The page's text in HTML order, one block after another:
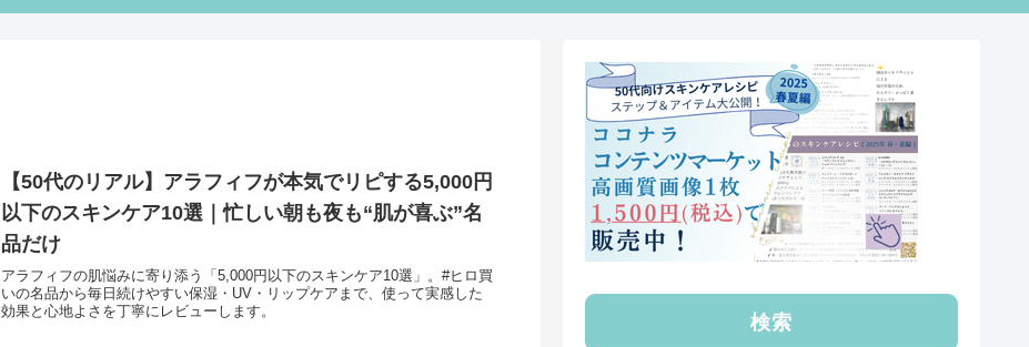
【50代のリアル】アラフィフが本気でリピする5,000円
以下のスキンケア10選｜忙しい朝も夜も“肌が喜ぶ”名
品だけ
アラフィフの肌悩みに寄り添う「5,000円以下のスキンケア10選」。#ヒロ買
いの名品から毎日続けやすい保湿・UV・リップケアまで、使って実感した
効果と心地よさを丁寧にレビューします。
検索